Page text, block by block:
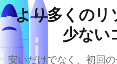
より多くのリ
少ない
安いだけでなく、初回